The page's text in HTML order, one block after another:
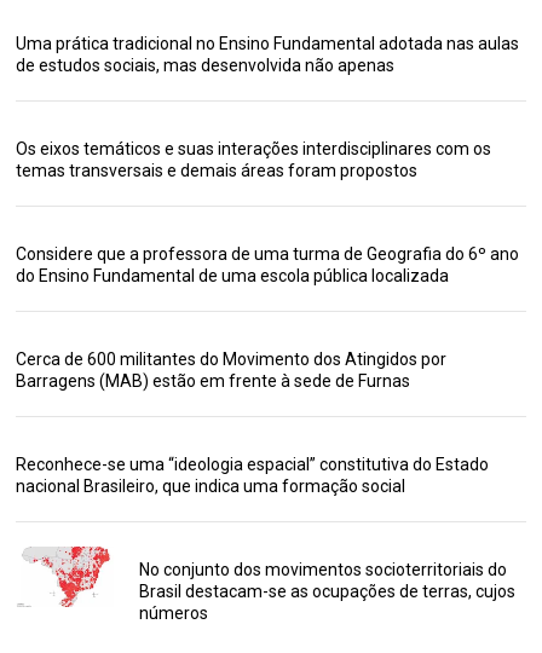
Uma prática tradicional no Ensino Fundamental adotada nas aulas
de estudos sociais, mas desenvolvida não apenas
Os eixos temáticos e suas interações interdisciplinares com os
temas transversais e demais áreas foram propostos
Considere que a professora de uma turma de Geografia do 6º ano
do Ensino Fundamental de uma escola pública localizada
Cerca de 600 militantes do Movimento dos Atingidos por
Barragens (MAB) estão em frente à sede de Furnas
Reconhece-se uma “ideologia espacial” constitutiva do Estado
nacional Brasileiro, que indica uma formação social
No conjunto dos movimentos socioterritoriais do
Brasil destacam-se as ocupações de terras, cujos
números